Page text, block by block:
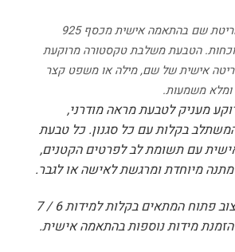
טבעת מרוקעת עם חריטת שם בהתאמה אישית מכסף 925
נוכחות. הטבעת משלבת טקסטורה מרוקעת
אישית של שם, מילה או משפט קצר
ומלא משמעות.
מעניק לטבעת מראה מודרני,
בקלות עם כל סגנון. כל טבעת
עם תשומת לב לפרטים הקטנים,
מיוחדת ומרגשת לאישה או לגבר.
הטבעת מגיעה בעיצוב פתוח המתאים בקלות למידות 6 / 7